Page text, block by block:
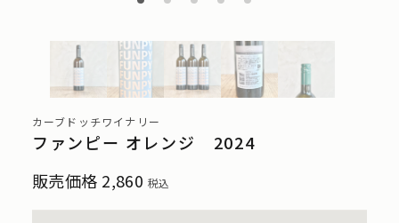
カーブドッチワイナリー
ファンピー オレンジ 2024
販売価格 2,860 税込